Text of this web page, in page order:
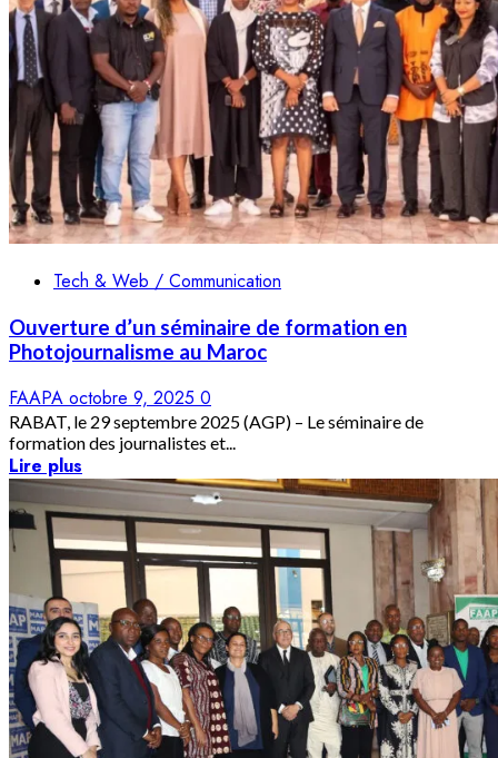
Tech & Web / Communication
Ouverture d’un séminaire de formation en
Photojournalisme au Maroc
FAAPA octobre 9, 2025 0
RABAT, le 29 septembre 2025 (AGP) – Le séminaire de
formation des journalistes et...
Lire plus